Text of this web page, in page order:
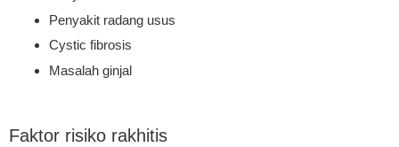
Penyakit radang usus
Cystic fibrosis
Masalah ginjal
Faktor risiko rakhitis